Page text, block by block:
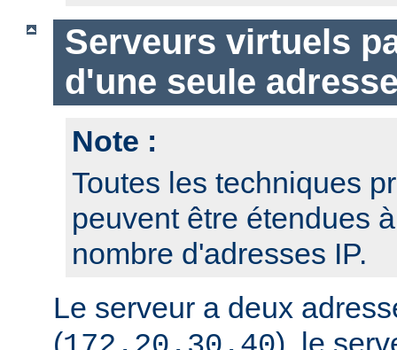
Serveurs virtuels
d'une seule
Note :
Toutes les techniques
peuvent être étendues
nombre d'adresses IP.
Le serveur a deux
(
), le